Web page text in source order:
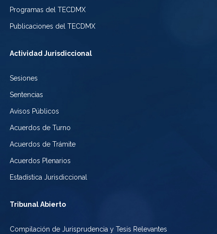
Programas del TECDMX
Publicaciones del TECDMX
Actividad Jurisdiccional
Sesiones
Sentencias
Avisos Públicos
Acuerdos de Turno
Acuerdos de Trámite
Acuerdos Plenarios
Estadística Jurisdiccional
Tribunal Abierto
Compilación de Jurisprudencia y Tesis Relevantes